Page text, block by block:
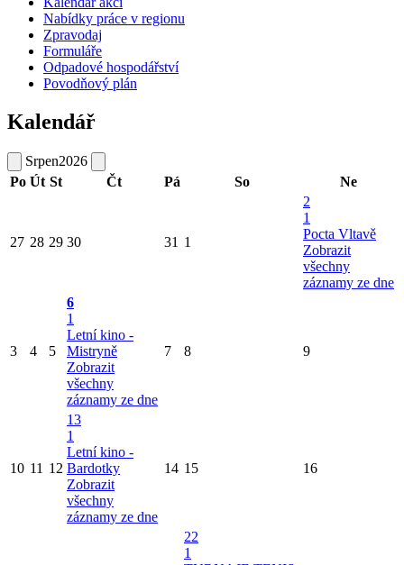
Nabídky práce v regionu
Zpravodaj
Formuláře
Odpadové hospodářství
Povodňový plán
Kalendář
Srpen2026
Po Út St Čt Pá So Ne
27 28 29 30 31 1
2
1
Pocta Vltavě
Zobrazit
všechny
záznamy ze dne
3 4 5
6
1
Letní kino -
Mistryně
Zobrazit
všechny
záznamy ze dne
7 8 9
10 11 12
13
1
Letní kino -
Bardotky
Zobrazit
všechny
záznamy ze dne
14 15 16
22
1